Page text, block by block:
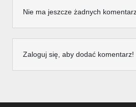
Nie ma jeszcze żadnych
Zaloguj się, aby dodać komentarz!